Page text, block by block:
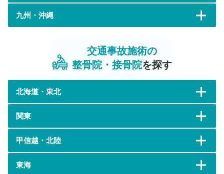
九州・沖縄
交通事故施術の
整骨院・接骨院を探す
北海道・東北
関東
甲信越・北陸
東海